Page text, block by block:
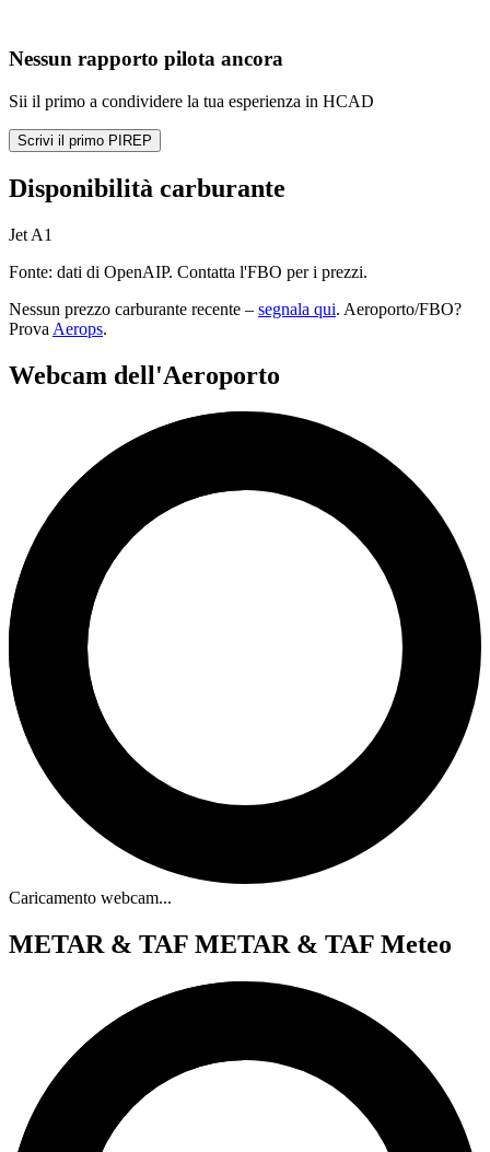
Nessun rapporto pilota ancora
Sii il primo a condividere la tua esperienza in HCAD
Scrivi il primo PIREP
Disponibilità carburante
Jet A1
Fonte: dati di OpenAIP. Contatta l'FBO per i prezzi.
Nessun prezzo carburante recente – segnala qui. Aeroporto/FBO?
Prova Aerops.
Webcam dell'Aeroporto
Caricamento webcam...
METAR & TAF METAR & TAF Meteo